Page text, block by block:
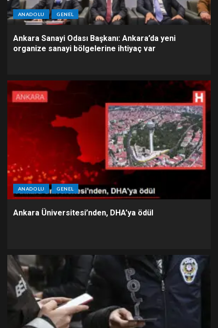
ANADOLU GENEL
Ankara Sanayi Odası Başkanı: Ankara’da yeni
organize sanayi bölgelerine ihtiyaç var
ANADOLU GENEL
Ankara Üniversitesi’nden, DHA’ya ödül